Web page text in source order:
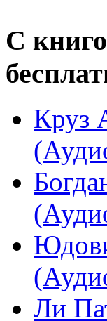
С
Круз
Ли